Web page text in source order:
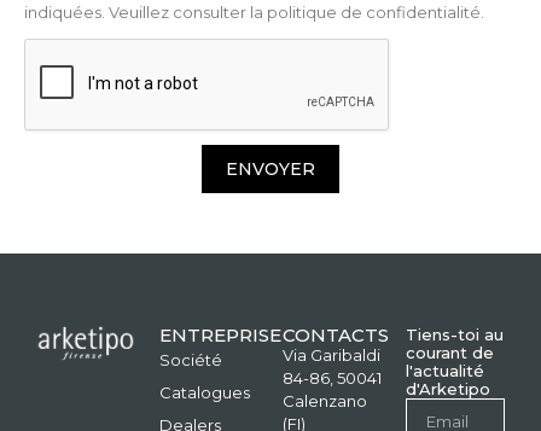
indiquées. Veuillez consulter la politique de confidentialité.
ENVOYER
ENTREPRISE
Société
Catalogues
Dealers
CONTACTS
Via Garibaldi
84-86, 50041
Calenzano
(FI)
Tiens-toi au
courant de
l'actualité
d'Arketipo